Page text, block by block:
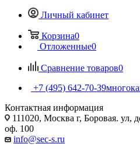
Личный кабинет
Корзина0
Отложенные0
Сравнение товаров0
+7 (495) 642-70-39
Контактная информация
111020, Москва г, Боровая. ул,
оф. 100
info@sec-s.ru